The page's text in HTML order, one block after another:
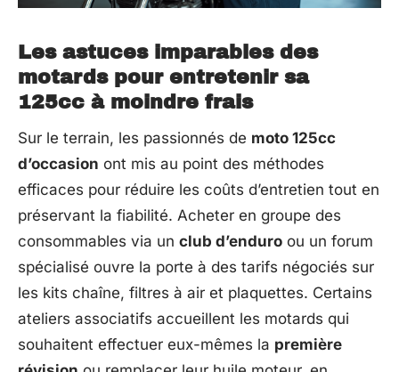
Les astuces imparables des
motards pour entretenir sa
125cc à moindre frais
Sur le terrain, les passionnés de moto 125cc
d’occasion ont mis au point des méthodes
efficaces pour réduire les coûts d’entretien tout en
préservant la fiabilité. Acheter en groupe des
consommables via un club d’enduro ou un forum
spécialisé ouvre la porte à des tarifs négociés sur
les kits chaîne, filtres à air et plaquettes. Certains
ateliers associatifs accueillent les motards qui
souhaitent effectuer eux-mêmes la première